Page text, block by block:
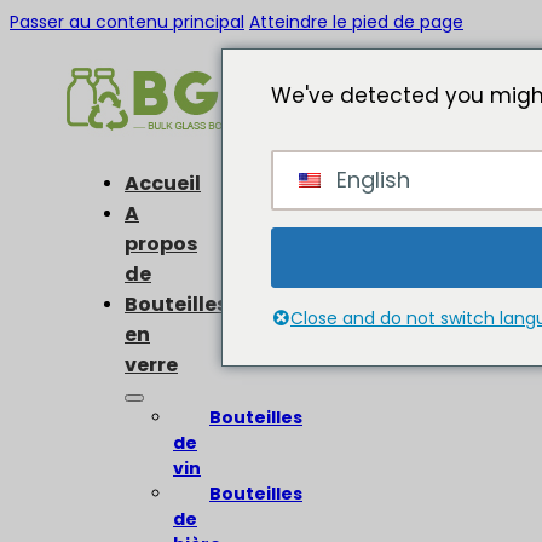
Passer au contenu principal Atteindre le pied de page
Accueil
A
propos
de
Bouteilles
en
verre
Bouteilles
de
vin
Bouteilles
de
We've detected you
English
Close and do not switch